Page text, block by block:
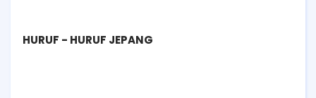
HURUF - HURUF JEPANG